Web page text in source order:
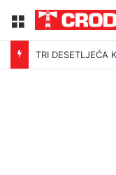
Menu
TRI DESETLJEĆA